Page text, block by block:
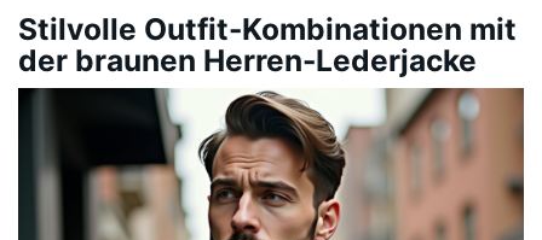
Stilvolle Outfit-Kombinationen mit
der braunen Herren-Lederjacke